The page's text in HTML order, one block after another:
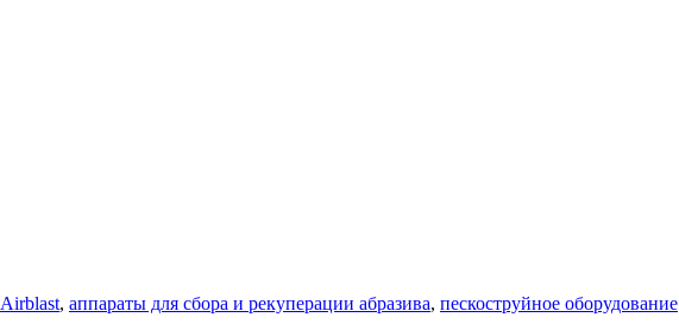
Airblast, аппараты для сбора и рекуперации абразива, пескоструйное оборудование